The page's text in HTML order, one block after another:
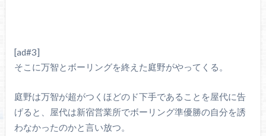
[ad#3]
そこに万智とボーリングを終えた庭野がやってくる。
庭野は万智が超がつくほどのド下手であることを屋代に告
げると、屋代は新宿営業所でボーリング準優勝の自分を誘
わなかったのかと言い放つ。